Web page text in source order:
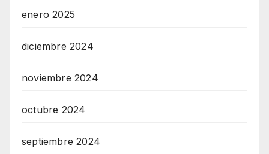
enero 2025
diciembre 2024
noviembre 2024
octubre 2024
septiembre 2024